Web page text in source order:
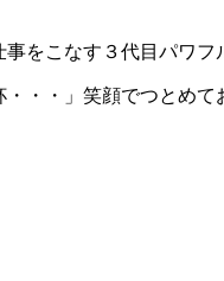
をこなす３代目パワフ
・・」笑顔でつとめて